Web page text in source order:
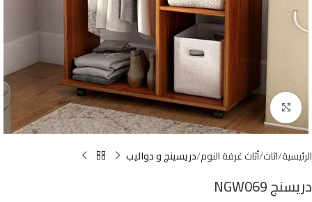
Click to enlarge
الرئيسية اثاث أثاث غرفة النوم دريسينج و دواليب
دريسنج NGW069